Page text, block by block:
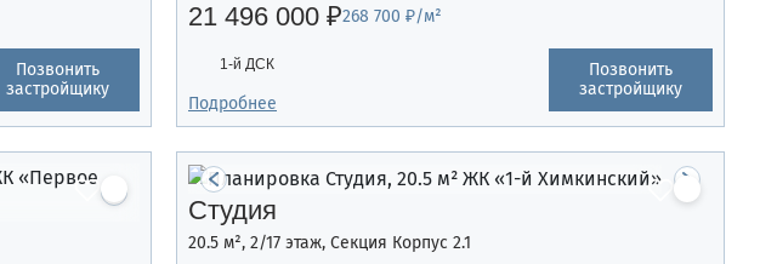
Позвонить
застройщику
21 496 000 ₽268 700 ₽/м²
1-й ДСК
Позвонить
застройщику
Подробнее
Студия
20.5 м², 2/17 этаж, Секция Корпус 2.1